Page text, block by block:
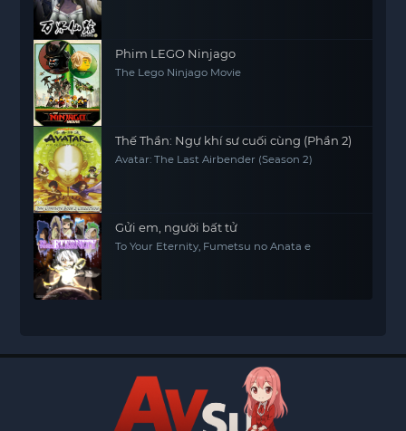
Phim LEGO Ninjago
The Lego Ninjago Movie
Thế Thần: Ngự khí sư cuối cùng (Phần 2)
Avatar: The Last Airbender (Season 2)
Gửi em, người bất tử
To Your Eternity, Fumetsu no Anata e